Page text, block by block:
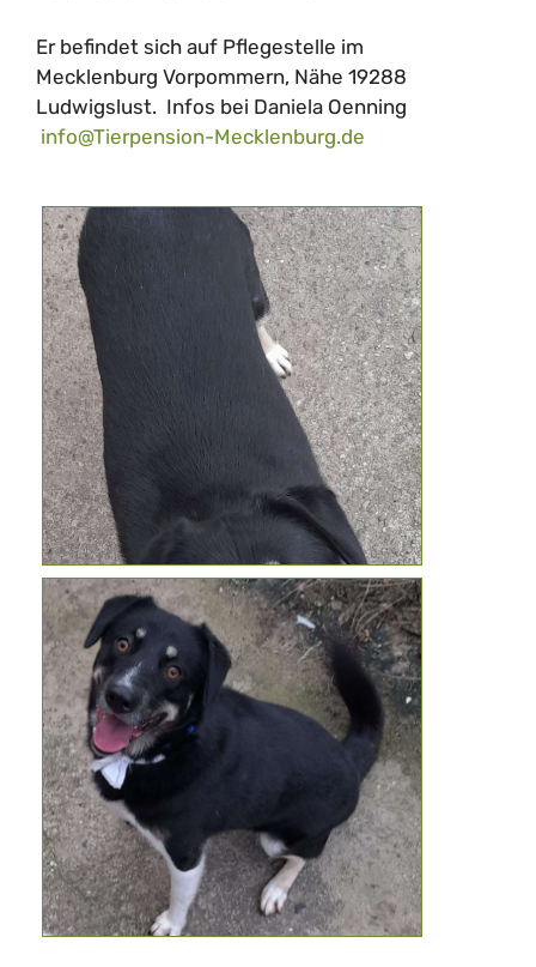
Er befindet sich auf Pflegestelle im
Mecklenburg Vorpommern, Nähe 19288
Ludwigslust. Infos bei Daniela Oenning
info@Tierpension-Mecklenburg.de